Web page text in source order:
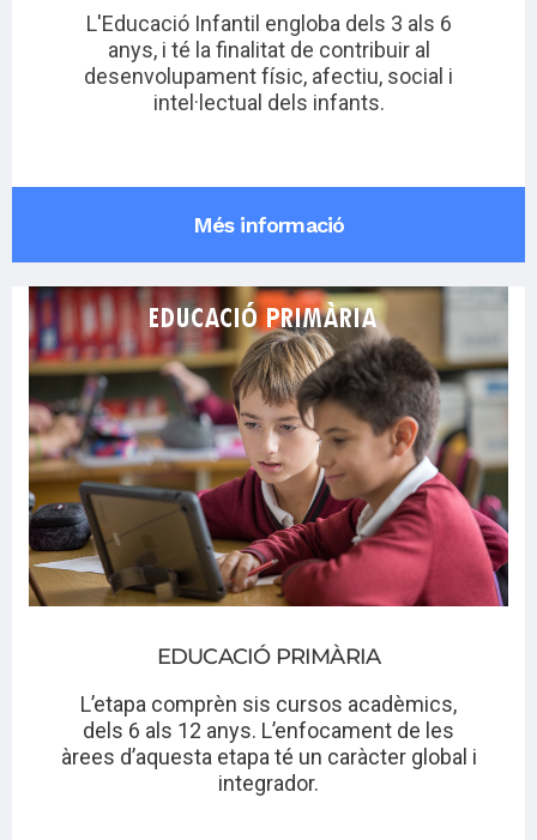
L'Educació Infantil engloba dels 3 als 6
anys, i té la finalitat de contribuir al
desenvolupament físic, afectiu, social i
intel·lectual dels infants.
Més informació
EDUCACIÓ PRIMÀRIA
L’etapa comprèn sis cursos acadèmics,
dels 6 als 12 anys. L’enfocament de les
àrees d’aquesta etapa té un caràcter global i
integrador.